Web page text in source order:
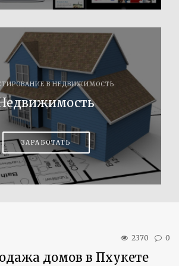
В НЕДВИЖИМОСТЬ
ЗАРАБОТАТЬ
2370 0
домов в Пхукете